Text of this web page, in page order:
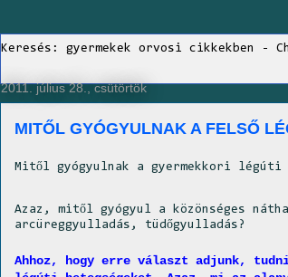
Keresés: gyermekek orvosi cikkekben -
2011. július 28., csütörtök
MITŐL GYÓGYULNAK A FELSŐ
Mitől gyógyulnak a gyermekkori légúti
Azaz, mitől gyógyul a közönséges
arcüreggyulladás, tüdőgyulladás?
Ahhoz, hogy erre választ adjunk,